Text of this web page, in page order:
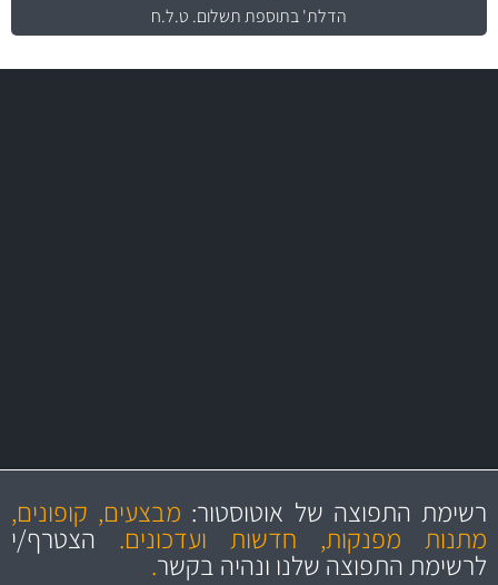
הדלת' בתוספת תשלום. ט.ל.ח
מקצועיות
ושירות מצויין
מחירים
הוגנים
והיצע מוצרים איכותירשימת התפוצה של אוטוסטור: מבצעים, קופונים,
מתנות מפנקות, חדשות ועדכונים. הצטרף/י
לרשימת התפוצה שלנו ונהיה בקשר.